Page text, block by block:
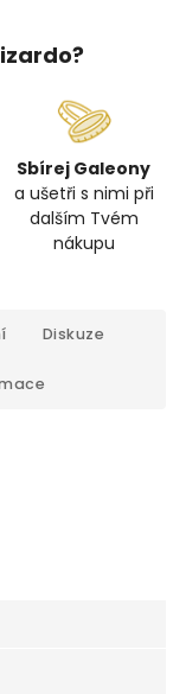
Sbírej Galeony
a ušetři s nimi při
dalším Tvém
nákupu
Diskuze